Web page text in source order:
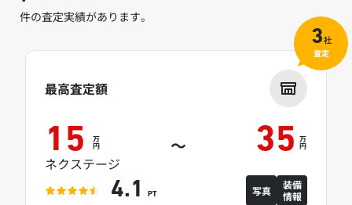
件の査定実績があります。
最高査定額
15 万
円 ～ 35 万
円
ネクステージ
4.1 PT 写真
装備
情報
3社
査定